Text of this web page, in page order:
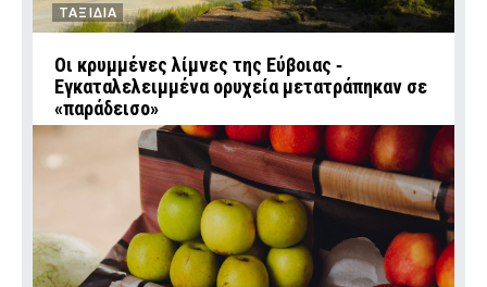
ΤΑΞΙΔΙΑ
Οι κρυμμένες λίμνες της Εύβοιας ‑
Εγκαταλελειμμένα ορυχεία μετατράπηκαν σε
«παράδεισο»